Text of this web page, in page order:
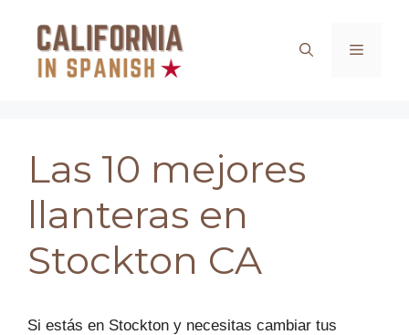
contenido
Menú
Las 10 mejores
llanteras en
Stockton CA
Si estás en Stockton y necesitas cambiar tus